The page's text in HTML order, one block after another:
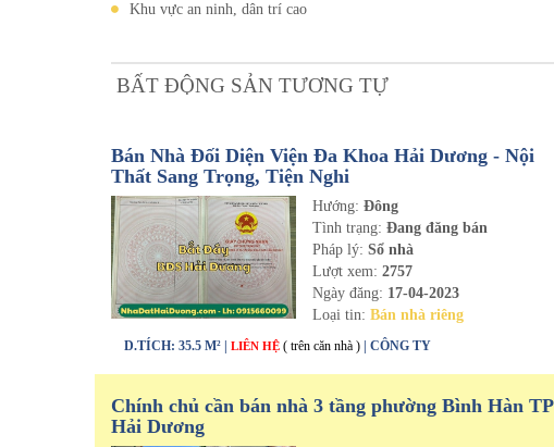
Khu vực an ninh, dân trí cao
BẤT ĐỘNG SẢN TƯƠNG TỰ
Bán Nhà Đối Diện Viện Đa Khoa Hải Dương - Nội
Thất Sang Trọng, Tiện Nghi
Hướng:Đông
Tình trạng:Đang đăng bán
Pháp lý: Sổ nhà
Lượt xem:2757
Ngày đăng: 17-04-2023
Loại tin:Bán nhà riêng
D.TÍCH: 35.5 M² | LIÊN HỆ ( trên căn nhà ) | CÔNG TY
Chính chủ cần bán nhà 3 tầng phường Bình Hàn TP
Hải Dương